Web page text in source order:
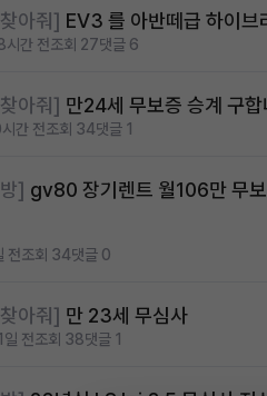
아줘] EV3 를 아반떼급 하이브
시간 전조회 27댓글 6
아줘] 만24세 무보증 승계 구합
간 전조회 34댓글 1
] gv80 장기렌트 월106만 무
전조회 34댓글 0
아줘] 만 23세 무심사
일 전조회 38댓글 1